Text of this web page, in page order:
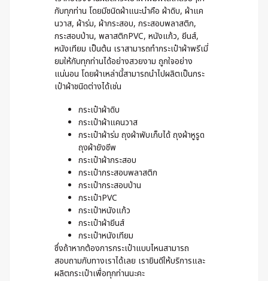
กับทุกท่าน โดยมีชนิดผ้าแนะนำคือ ผ้าดิบ, ผ้าแค
นวาส, ผ้าร่ม, ผ้ากระสอบ, กระสอบพลาสติก,
กระสอบป่าน, พลาสติกPVC, หนังแก้ว, ยีนส์,
หนังเทียม เป็นต้น เราสามารถทำกระเป๋าผ้าพรีเมี่
ยมให้กับทุกท่านได้อย่างสวยงาม ถูกใจอย่าง
แน่นอน โดยผ้าเหล่านี้สามารถนำไปผลิตเป็นกระ
เป๋าผ้าชนิดต่างได้เช่น
กระเป๋าผ้าดิบ
กระเป๋าผ้าแคนวาส
กระเป๋าผ้าร่ม ถุงผ้าพับเก็บได้ ถุงผ้าหูรูด
ถุงผ้ายังชีพ
กระเป๋าผ้ากระสอบ
กระเป๋ากระสอบพลาสติก
กระเป๋ากระสอบป่าน
กระเป๋าPVC
กระเป๋าหนังแก้ว
กระเป๋าผ้ายีนส์
กระเป๋าหนังเทียม
ซึ่งถ้าหากต้องการกระเป๋าแบบไหนสามารถ
สอบถามกับทางเราได้เลย เรายินดีให้บริการและ
ผลิตกระเป๋าเพื่อทุกท่านนะคะ